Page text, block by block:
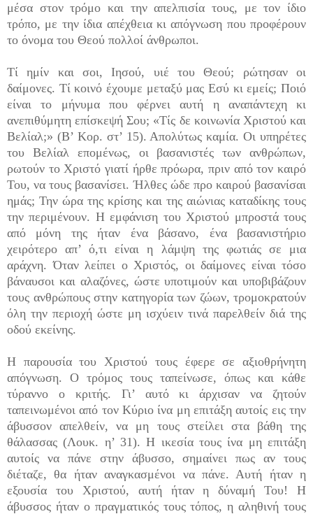
μέσα στον τρόμο και την απελπισία τους, με τον ίδιο
τρόπο, με την ίδια απέχθεια κι απόγνωση που προφέρουν
το όνομα του Θεού πολλοί άνθρωποι.
Τί ημίν και σοι, Ιησού, υιέ του Θεού; ρώτησαν οι
δαίμονες. Τί κοινό έχουμε μεταξύ μας Εσύ κι εμείς; Ποιό
είναι το μήνυμα που φέρνει αυτή η αναπάντεχη κι
ανεπιθύμητη επίσκεψή Σου; «Τίς δε κοινωνία Χριστού και
Βελίαλ;» (Β’ Κορ. στ’ 15). Απολύτως καμία. Οι υπηρέτες
του Βελίαλ επομένως, οι βασανιστές των ανθρώπων,
ρωτούν το Χριστό γιατί ήρθε πρόωρα, πριν από τον καιρό
Του, να τους βασανίσει. Ήλθες ώδε προ καιρού βασανίσαι
ημάς; Την ώρα της κρίσης και της αιώνιας καταδίκης τους
την περιμένουν. Η εμφάνιση του Χριστού μπροστά τους
από μόνη της ήταν ένα βάσανο, ένα βασανιστήριο
χειρότερο απ’ ό,τι είναι η λάμψη της φωτιάς σε μια
αράχνη. Όταν λείπει ο Χριστός, οι δαίμονες είναι τόσο
βάναυσοι και αλαζόνες, ώστε υποτιμούν και υποβιβάζουν
τους ανθρώπους στην κατηγορία των ζώων, τρομοκρατούν
όλη την περιοχή ώστε μη ισχύειν τινά παρελθείν διά της
οδού εκείνης.
Η παρουσία του Χριστού τους έφερε σε αξιοθρήνητη
απόγνωση. Ο τρόμος τους ταπείνωσε, όπως και κάθε
τύραννο ο κριτής. Γι’ αυτό κι άρχισαν να ζητούν
ταπεινωμένοι από τον Κύριο ίνα μη επιτάξη αυτοίς εις την
άβυσσον απελθείν, να μη τους στείλει στα βάθη της
θάλασσας (Λουκ. η’ 31). Η ικεσία τους ίνα μη επιτάξη
αυτοίς να πάνε στην άβυσσο, σημαίνει πως αν τους
διέταζε, θα ήταν αναγκασμένοι να πάνε. Αυτή ήταν η
εξουσία του Χριστού, αυτή ήταν η δύνα­μή Του! Η
άβυσσος ήταν ο πραγματικός τους τόπος, η αληθινή τους